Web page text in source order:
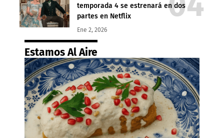
temporada 4 se estrenará en dos
partes en Netflix
Ene 2, 2026
Estamos Al Aire